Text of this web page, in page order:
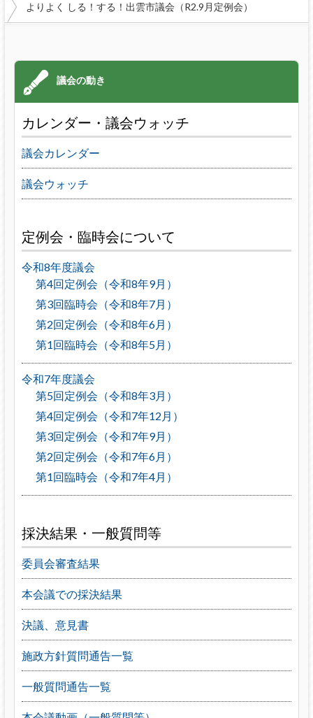
よりよく しる！する！出雲市議会（R2.9月定例会）
カレンダー・議会ウォッチ
議会カレンダー
議会ウォッチ
定例会・臨時会について
令和8年度議会
第4回定例会（令和8年9月）
第3回臨時会（令和8年7月）
第2回定例会（令和8年6月）
第1回臨時会（令和8年5月）
令和7年度議会
第5回定例会（令和8年3月）
第4回定例会（令和7年12月）
第3回定例会（令和7年9月）
第2回定例会（令和7年6月）
第1回臨時会（令和7年4月）
採決結果・一般質問等
委員会審査結果
本会議での採決結果
決議、意見書
施政方針質問通告一覧
一般質問通告一覧